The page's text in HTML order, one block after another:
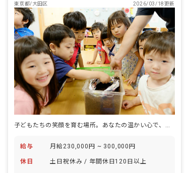
東京都/大田区 2026/03/18更新
給与 月給230,000円 ~ 300,000円
休日 土日祝休み / 年間休日120日以上